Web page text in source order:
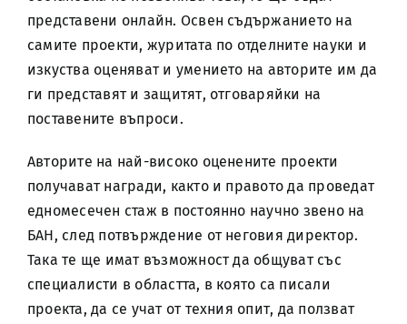
представени онлайн. Освен съдържанието на
самите проекти, журитата по отделните науки и
изкуства оценяват и умението на авторите им да
ги представят и защитят, отговаряйки на
поставените въпроси.
Авторите на най-високо оценените проекти
получават награди, както и правото да проведат
едномесечен стаж в постоянно научно звено на
БАН, след потвърждение от неговия директор.
Така те ще имат възможност да общуват със
специалисти в областта, в която са писали
проекта, да се учат от техния опит, да ползват